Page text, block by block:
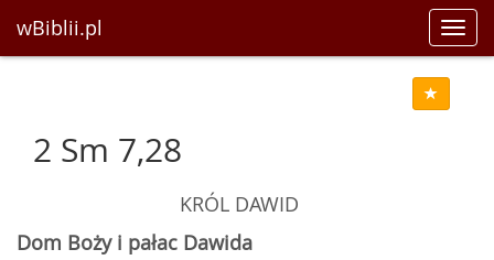
wBiblii.pl
2 Sm 7,28
KRÓL DAWID
Dom Boży i pałac Dawida